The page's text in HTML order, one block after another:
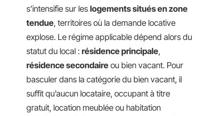
s’intensifie sur les logements situés en zone
tendue, territoires où la demande locative
explose. Le régime applicable dépend alors du
statut du local : résidence principale,
résidence secondaire ou bien vacant. Pour
basculer dans la catégorie du bien vacant, il
suffit qu’aucun locataire, occupant à titre
gratuit, location meublée ou habitation